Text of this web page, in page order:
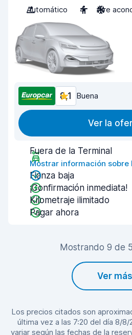
Automático
4 Aire
8,1 Buena
Ver la
Fuera de la Terminal
Mostrar información sobre
Fianza baja
¡Confirmación inmediata!
Kilometraje ilimitado
Pagar ahora
Mostrando 9 de
Ver más
Los precios citados son
última vez a las 7:20 del día 8/
variar según las fechas de la